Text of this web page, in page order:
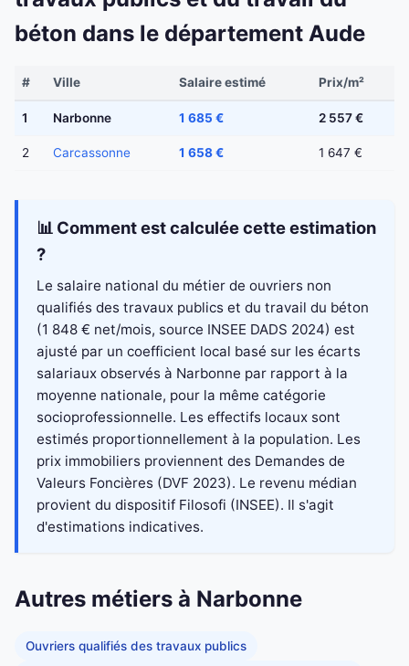
béton dans le département Aude
# Ville Salaire estimé Prix/m²
1 Narbonne 1 685 € 2 557 €
2 Carcassonne 1 658 € 1 647 €
📊 Comment est calculée cette estimation
?
Le salaire national du métier de ouvriers non
qualifiés des travaux publics et du travail du béton
(1 848 € net/mois, source INSEE DADS 2024) est
ajusté par un coefficient local basé sur les écarts
salariaux observés à Narbonne par rapport à la
moyenne nationale, pour la même catégorie
socioprofessionnelle. Les effectifs locaux sont
estimés proportionnellement à la population. Les
prix immobiliers proviennent des Demandes de
Valeurs Foncières (DVF 2023). Le revenu médian
provient du dispositif Filosofi (INSEE). Il s'agit
d'estimations indicatives.
Autres métiers à Narbonne
Ouvriers qualifiés des travaux publics